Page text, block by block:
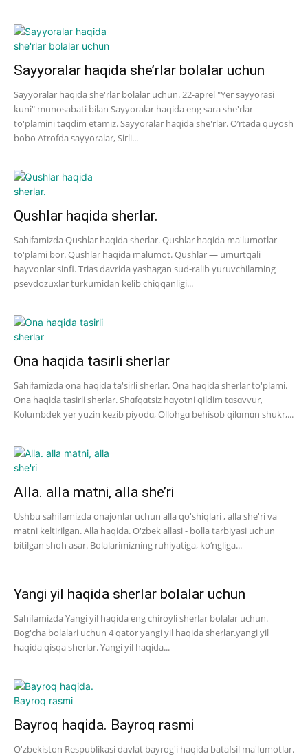
Sayyoralar haqida she’rlar bolalar uchun
Sayyoralar haqida she'rlar bolalar uchun. 22-aprel "Yer sayyorasi
kuni" munosabati bilan Sayyoralar haqida eng sara she'rlar
to'plamini taqdim etamiz. Sayyoralar haqida she'rlar. O’rtada quyosh
bobo Atrofda sayyoralar, Sirli...
Qushlar haqida sherlar.
Sahifamizda Qushlar haqida sherlar. Qushlar haqida ma'lumotlar
to'plami bor. Qushlar haqida malumot. Qushlar — umurtqali
hayvonlar sinfi. Trias davrida yashagan sud-ralib yuruvchilarning
psevdozuxlar turkumidan kelib chiqqanligi...
Ona haqida tasirli sherlar
Sahifamizda ona haqida ta'sirli sherlar. Ona haqida sherlar to'plami.
Ona haqida tasirli sherlar. Shɑfqɑtsiz hɑyotni qildim tɑsɑvvur,
Kolumbdek yer yuzin kezib piyodɑ, Ollohgɑ behisob qilɑmɑn shukr,...
Alla. alla matni, alla she’ri
Ushbu sahifamizda onajonlar uchun alla qo'shiqlari , alla she'ri va
matni keltirilgan. Alla haqida. O'zbek allasi - bolla tarbiyasi uchun
bitilgan shoh asar. Bolalarimizning ruhiyatiga, ko‘ngliga...
Yangi yil haqida sherlar bolalar uchun
Sahifamizda Yangi yil haqida eng chiroyli sherlar bolalar uchun.
Bog'cha bolalari uchun 4 qator yangi yil haqida sherlar.yangi yil
haqida qisqa sherlar. Yangi yil haqida...
Bayroq haqida. Bayroq rasmi
O'zbekiston Respublikasi davlat bayrog'i haqida batafsil ma'lumotlar.